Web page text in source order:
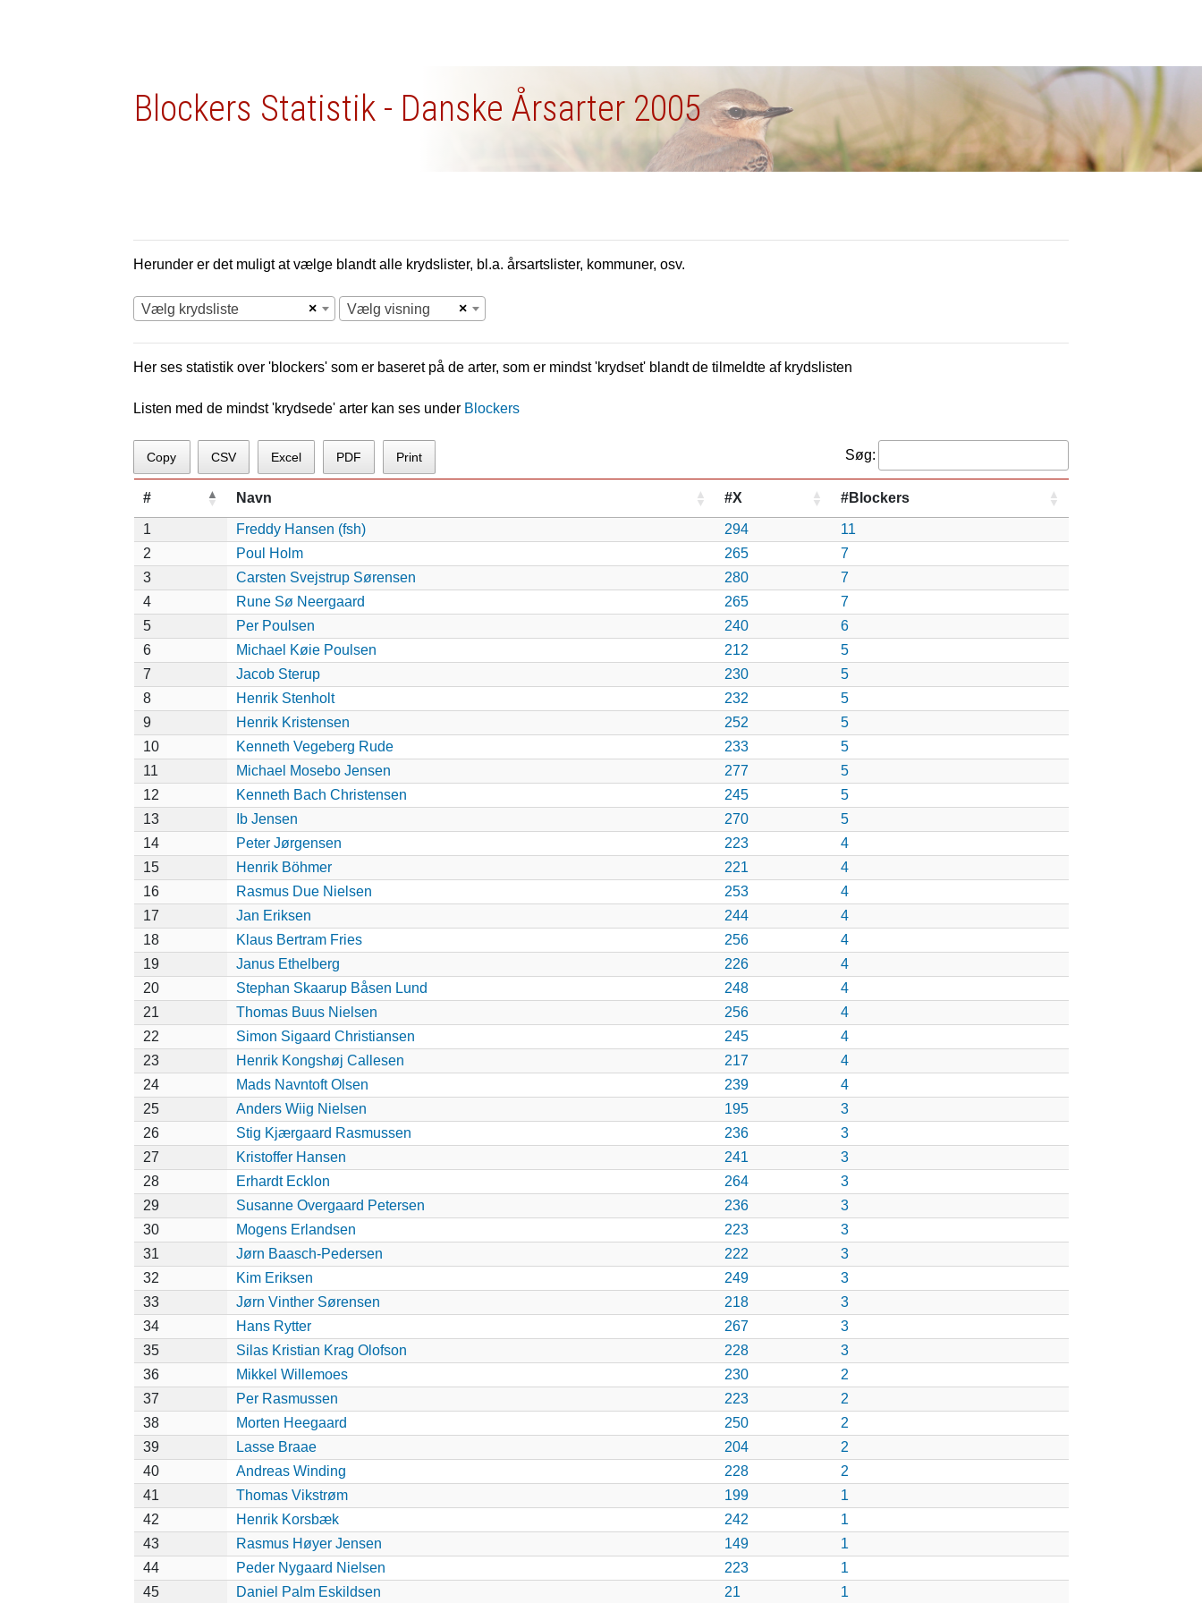
Blockers Statistik - Danske Årsarter 2005
Herunder er det muligt at vælge blandt alle krydslister, bl.a. årsartslister, kommuner, osv.
×
Vælg krydsliste ×
Vælg visning
Her ses statistik over 'blockers' som er baseret på de arter, som er mindst 'krydset' blandt de tilmeldte af krydslisten
Listen med de mindst 'krydsede' arter kan ses under Blockers
Copy CSV Excel PDF Print Søg:
# Navn #X #Blockers
1 Freddy Hansen (fsh) 294
11
2
Poul Holm 265
7
3
Carsten Svejstrup Sørensen 280
7
4
Rune Sø Neergaard 265
7
5
Per Poulsen 240
6
6
Michael Køie Poulsen 212
5
7
Jacob Sterup 230
5
8
Henrik Stenholt 232
5
9
Henrik Kristensen 252
5
10
Kenneth Vegeberg Rude 233
5
11
Michael Mosebo Jensen 277
5
12
Kenneth Bach Christensen 245
5
13
Ib Jensen 270
5
14
Peter Jørgensen 223
4
15
Henrik Böhmer 221
4
16
Rasmus Due Nielsen 253
4
17
Jan Eriksen 244
4
18
Klaus Bertram Fries 256
4
19
Janus Ethelberg 226
4
20
Stephan Skaarup Båsen Lund 248
4
21
Thomas Buus Nielsen 256
4
22
Simon Sigaard Christiansen 245
4
23
Henrik Kongshøj Callesen 217
4
24
Mads Navntoft Olsen 239
4
25
Anders Wiig Nielsen 195
3
26
Stig Kjærgaard Rasmussen 236
3
27
Kristoffer Hansen 241
3
28
Erhardt Ecklon 264
3
29
Susanne Overgaard Petersen 236
3
30
Mogens Erlandsen 223
3
31
Jørn Baasch-Pedersen 222
3
32
Kim Eriksen 249
3
33
Jørn Vinther Sørensen 218
3
34
Hans Rytter 267
3
35
Silas Kristian Krag Olofson 228
3
36
Mikkel Willemoes 230
2
37
Per Rasmussen 223
2
38
Morten Heegaard 250
2
39
Lasse Braae 204
2
40
Andreas Winding 228
2
41
Thomas Vikstrøm 199
1
42
Henrik Korsbæk 242
1
43
Rasmus Høyer Jensen 149
1
44
Peder Nygaard Nielsen 223
1
45
Daniel Palm Eskildsen 21
1